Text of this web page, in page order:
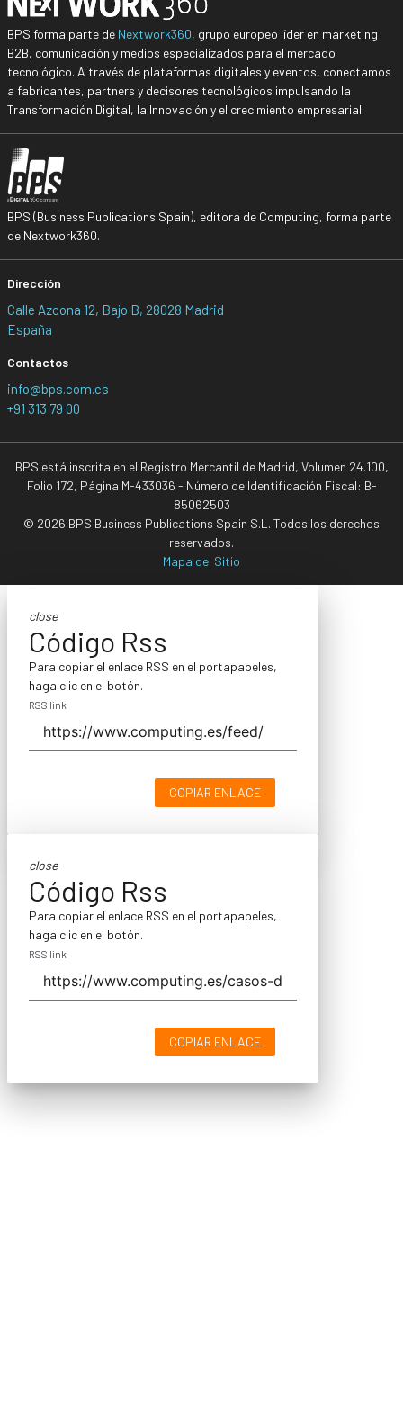
BPS forma parte de Nextwork360, grupo europeo líder en marketing
B2B, comunicación y medios especializados para el mercado
tecnológico. A través de plataformas digitales y eventos, conectamos
a fabricantes, partners y decisores tecnológicos impulsando la
Transformación Digital, la Innovación y el crecimiento empresarial.
BPS (Business Publications Spain), editora de Computing, forma parte
de Nextwork360.
Dirección
Calle Azcona 12, Bajo B, 28028 Madrid
España
Contactos
info@bps.com.es
+91 313 79 00
BPS está inscrita en el Registro Mercantil de Madrid, Volumen 24.100,
Folio 172, Página M-433036 - Número de Identificación Fiscal: B-
85062503
© 2026 BPS Business Publications Spain S.L. Todos los derechos
reservados.
Mapa del Sitio
close
Código Rss
Para copiar el enlace RSS en el portapapeles,
haga clic en el botón.
RSS link
COPIAR ENLACE
close
Código Rss
Para copiar el enlace RSS en el portapapeles,
haga clic en el botón.
RSS link
COPIAR ENLACE